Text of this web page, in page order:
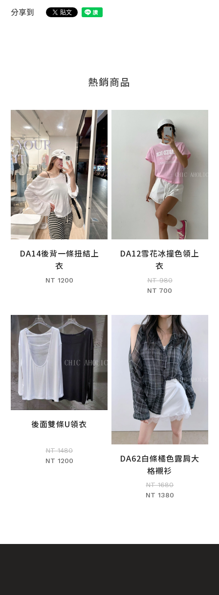
分享到
熱銷商品
加入購物車
DA14後背一條扭結上
衣
NT 1200
加入購物車
DA12雪花冰撞色領上
衣
NT 980
NT 700
加入購物車
後面雙條U領衣
NT 1480
NT 1200
加入購物車
DA62白條橘色露肩大
格襯衫
NT 1680
NT 1380